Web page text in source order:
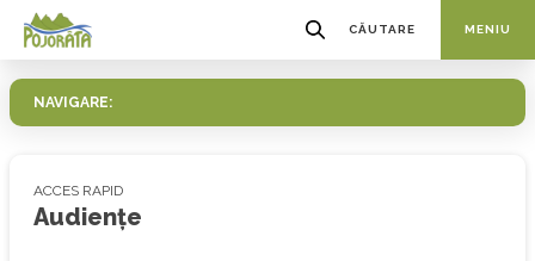
CĂUTARE MENIU
NAVIGARE:
ACCES RAPID
Audiențe